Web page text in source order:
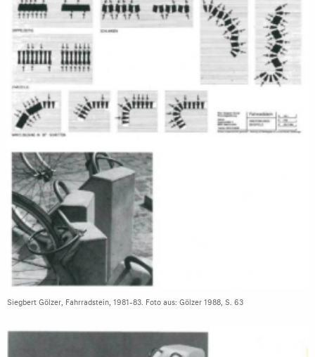
Siegbert Gölzer, Fahrradstein, 1981-83. Foto aus: Gölzer 1988, S. 63